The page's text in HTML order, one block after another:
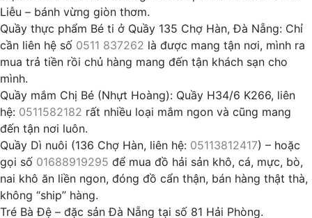
Liễu – bánh vừng giòn thơm.
Quầy thực phẩm Bé ti ở Quầy 135 Chợ Hàn, Đà Nẵng: Chỉ
cần liên hệ số 0511 837262 là được mang tận nơi, mình ra
mua trả tiền rồi chủ hàng mang đến tận khách sạn cho
mình.
Quầy mắm Chị Bé (Nhựt Hoàng): Quầy H34/6 K266, liên
hệ: 0511582182 rất nhiều loại mắm ngon và cũng mang
đến tận nơi luôn.
Quầy Dì nuôi (136 Chợ Hàn, liên hệ: 05113812417) – hoặc
gọi số 01688919295 để mua đồ hải sản khô, cá, mực, bò,
nai khô ăn liền ngon, đóng đồ cẩn thận, bán hàng thật thà,
không “ship” hàng.
Tré Bà Đệ – đặc sản Đà Nẵng tại số 81 Hải Phòng.